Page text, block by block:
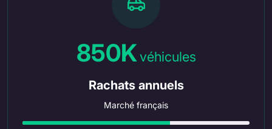
850Kvéhicules
Rachats annuels
Marché français